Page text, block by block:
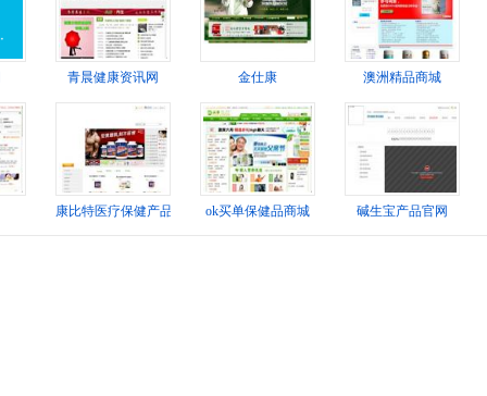
青晨健康资讯网 金仕康 澳洲精品商城
康比特医疗保健产品网 ok买单保健品商城 碱生宝产品官网